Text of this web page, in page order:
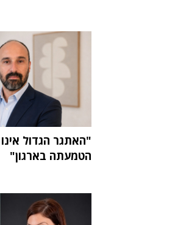
הטמעתה בארגון"